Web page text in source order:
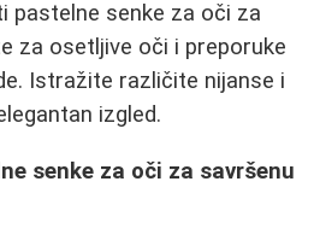
pastelne senke za oči za
za osetljive oči i preporuke
Istražite različite nijanse i
izgled.
senke za oči za savršenu